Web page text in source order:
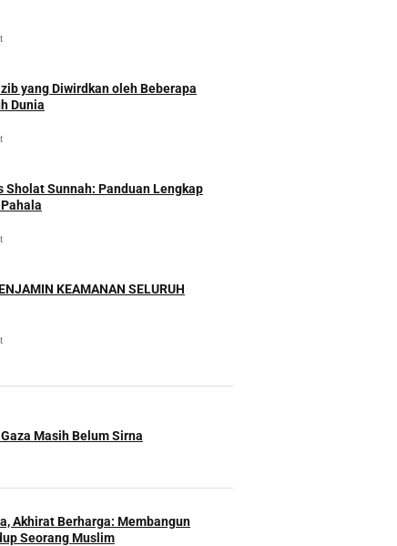
yang Diwirdkan oleh Beberapa
Dunia
Sholat Sunnah: Panduan Lengkap
KEAMANAN SELURUH
Masih Belum Sirna
Akhirat Berharga: Membangun
Seorang Muslim